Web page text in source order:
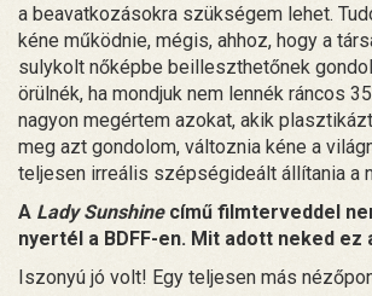
a beavatkozásokra szükségem lehet.
kéne működnie, mégis, ahhoz, hogy a
sulykolt nőképbe beilleszthetőnek
örülnék, ha mondjuk nem lennék ráncos
nagyon megértem azokat, akik
meg azt gondolom, változnia kéne a
teljesen irreális szépségideált állítania a
A Lady Sunshinecímű filmterveddel
nyertél a BDFF-en. Mit adott neked ez
Iszonyú jó volt! Egy teljesen más